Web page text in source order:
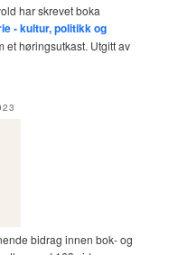
har skrevet boka
- kultur, politikk og
et høringsutkast. Utgitt av
bidrag innen bok- og